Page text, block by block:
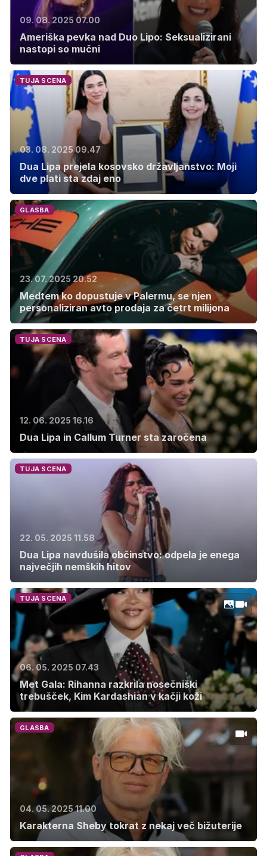
09. 08. 2025 07.00
Ameriška pevka nad Duo Lipo: Seksualizirani
nastopi so mučni
TUJA SCENA
03. 08. 2025 09.47
Dua Lipa prejela kosovsko državljanstvo: Moji
dve plati sta zdaj eno
GLASBA
23. 07. 2025 20.52
Medtem ko dopustuje v Palermu, se njen
personaliziran avto prodaja za četrt milijona
TUJA SCENA
12. 06. 2025 16.16
Dua Lipa in Callum Turner sta zaročena
TUJA SCENA
22. 05. 2025 11.58
Dua Lipa navdušila občinstvo: odpela je enega
največjih nemških hitov
TUJA SCENA
06. 05. 2025 07.43
Met Gala: Rihanna razkrila nosečniški
trebušček, Kim Kardashian v kačji koži
GLASBA
04. 05. 2025 11.00
Karakterna Sheby tokrat z nekaj več bižuterije